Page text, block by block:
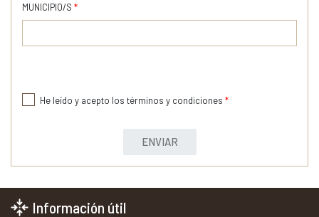
MUNICIPIO/S *
He leído y acepto los términos y condiciones *
ENVIAR
Información útil